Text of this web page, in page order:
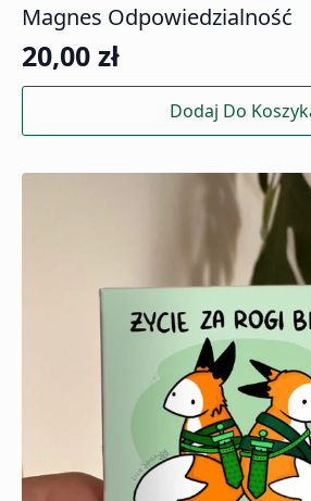
Magnes Odpowiedzialność
20,00 zł
Dodaj Do